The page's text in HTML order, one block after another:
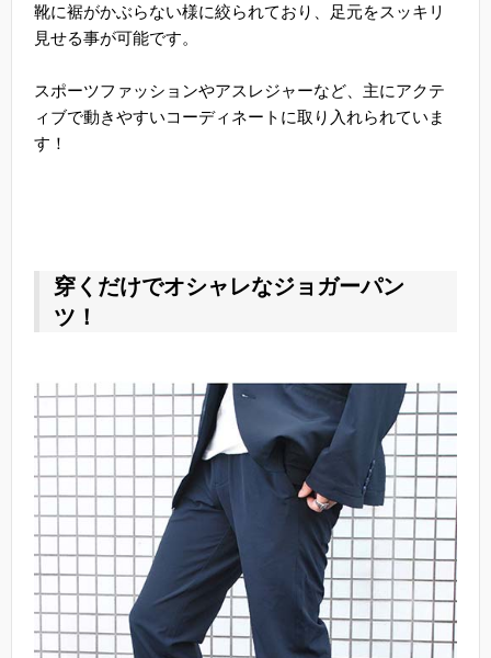
靴に裾がかぶらない様に絞られており、足元をスッキリ
見せる事が可能です。
スポーツファッションやアスレジャーなど、主にアクテ
ィブで動きやすいコーディネートに取り入れられていま
す！
穿くだけでオシャレなジョガーパン
ツ！